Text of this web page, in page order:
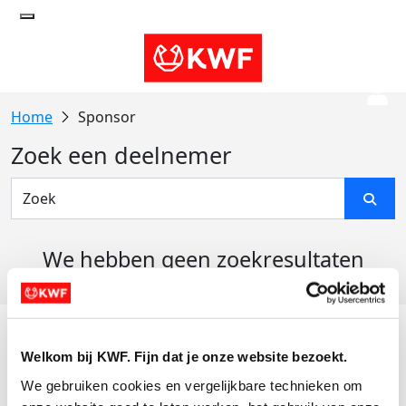
Welkom bij KWF. Fijn dat je onze website bezoekt.
We gebruiken cookies en vergelijkbare technieken om
Sponsor
Zoek een deelnemer
We hebben geen zoekresultaten
Actiematerialen
Evenementen